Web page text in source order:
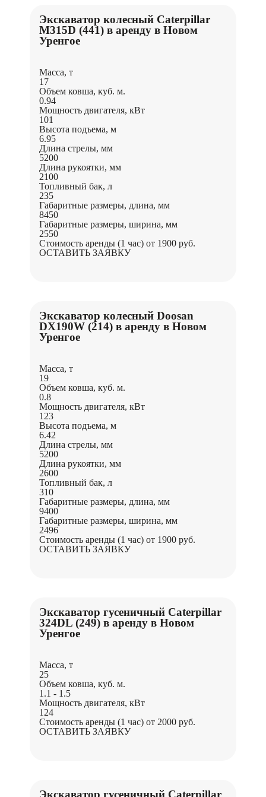
Экскаватор колесный Caterpillar
M315D (441) в аренду в Новом
Уренгое
Масса, т
17
Объем ковша, куб. м.
0.94
Мощность двигателя, кВт
101
Высота подъема, м
6.95
Длина стрелы, мм
5200
Длина рукоятки, мм
2100
Топливный бак, л
235
Габаритные размеры, длина, мм
8450
Габаритные размеры, ширина, мм
2550
Стоимость аренды (1 час) от 1900 руб.
ОСТАВИТЬ ЗАЯВКУ
Экскаватор колесный Doosan
DX190W (214) в аренду в Новом
Уренгое
Масса, т
19
Объем ковша, куб. м.
0.8
Мощность двигателя, кВт
123
Высота подъема, м
6.42
Длина стрелы, мм
5200
Длина рукоятки, мм
2600
Топливный бак, л
310
Габаритные размеры, длина, мм
9400
Габаритные размеры, ширина, мм
2496
Стоимость аренды (1 час) от 1900 руб.
ОСТАВИТЬ ЗАЯВКУ
Экскаватор гусеничный Caterpillar
324DL (249) в аренду в Новом
Уренгое
Масса, т
25
Объем ковша, куб. м.
1.1 - 1.5
Мощность двигателя, кВт
124
Стоимость аренды (1 час) от 2000 руб.
ОСТАВИТЬ ЗАЯВКУ
Экскаватор гусеничный Caterpillar